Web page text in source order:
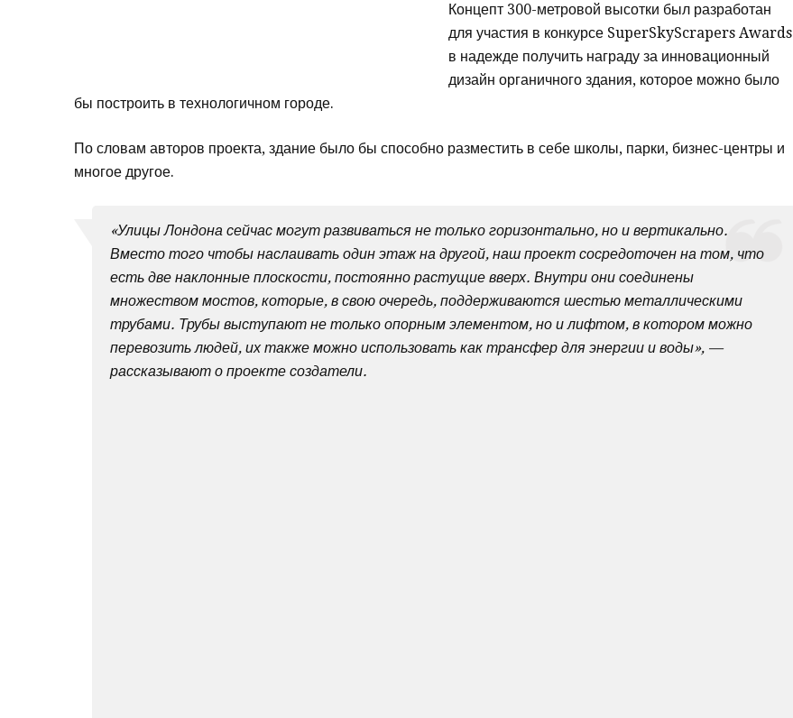
Концепт 300-метровой высотки был разработан
для участия в конкурсе SuperSkyScrapers Awards
в надежде получить награду за инновационный
дизайн органичного здания, которое можно было
бы построить в технологичном городе.
По словам авторов проекта, здание было бы способно разместить в себе школы, парки, бизнес-центры и
многое другое.
«Улицы Лондона сейчас могут развиваться не только горизонтально, но и вертикально.
Вместо того чтобы наслаивать один этаж на другой, наш проект сосредоточен на том, что
есть две наклонные плоскости, постоянно растущие вверх. Внутри они соединены
множеством мостов, которые, в свою очередь, поддерживаются шестью металлическими
трубами. Трубы выступают не только опорным элементом, но и лифтом, в котором можно
перевозить людей, их также можно использовать как трансфер для энергии и воды», —
рассказывают о проекте создатели.